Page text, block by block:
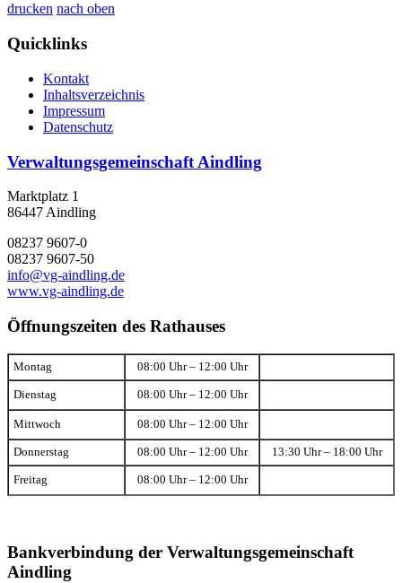
drucken nach oben
Quicklinks
Kontakt
Inhaltsverzeichnis
Impressum
Datenschutz
Verwaltungsgemeinschaft Aindling
Marktplatz 1
86447 Aindling
08237 9607-0
08237 9607-50
info@vg-aindling.de
www.vg-aindling.de
Öffnungszeiten des Rathauses
Montag 08:00 Uhr – 12:00 Uhr
Dienstag 08:00 Uhr – 12:00 Uhr
Mittwoch 08:00 Uhr – 12:00 Uhr
Donnerstag 08:00 Uhr – 12:00 Uhr 13:30 Uhr – 18:00 Uhr
Freitag 08:00 Uhr – 12:00 Uhr
Bankverbindung der Verwaltungsgemeinschaft
Aindling